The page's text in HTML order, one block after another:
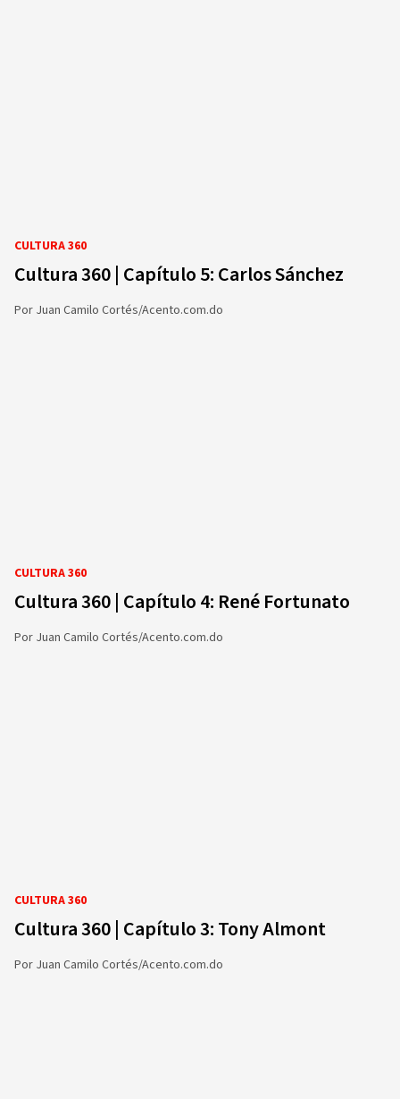
CULTURA 360
Cultura 360 | Capítulo 5: Carlos Sánchez
Por Juan Camilo Cortés/Acento.com.do
CULTURA 360
Cultura 360 | Capítulo 4: René Fortunato
Por Juan Camilo Cortés/Acento.com.do
CULTURA 360
Cultura 360 | Capítulo 3: Tony Almont
Por Juan Camilo Cortés/Acento.com.do